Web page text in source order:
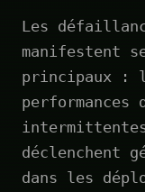
Les
manifestent
principaux :
déclenchent
dans les